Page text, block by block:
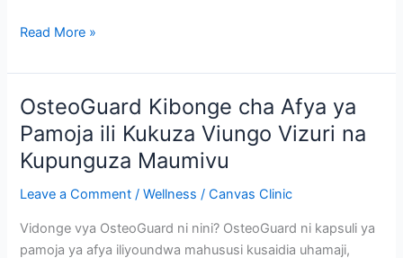
ProstCare
cha
Afya
ya
Tezi
dume
Kujiokoa
na
Kukojoa
Read More »
OsteoGuard Kibonge cha Afya ya
Pamoja ili Kukuza Viungo Vizuri na
Kupunguza Maumivu
Leave a Comment /Wellness /Canvas Clinic
Vidonge vya OsteoGuard ni nini? OsteoGuard ni kapsuli ya
pamoja ya afya iliyoundwa mahususi kusaidia uhamaji,